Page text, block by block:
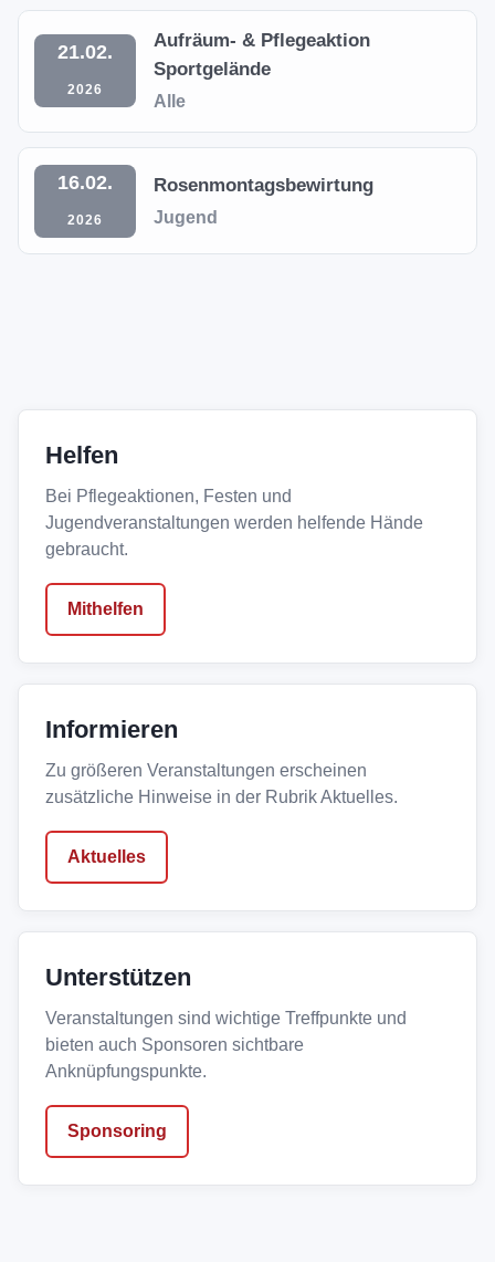
21.02.
2026
Aufräum- & Pflegeaktion
Sportgelände
Alle
16.02.
2026
Rosenmontagsbewirtung
Jugend
Helfen
Bei Pflegeaktionen, Festen und
Jugendveranstaltungen werden helfende Hände
gebraucht.
Mithelfen
Informieren
Zu größeren Veranstaltungen erscheinen
zusätzliche Hinweise in der Rubrik Aktuelles.
Aktuelles
Unterstützen
Veranstaltungen sind wichtige Treffpunkte und
bieten auch Sponsoren sichtbare
Anknüpfungspunkte.
Sponsoring